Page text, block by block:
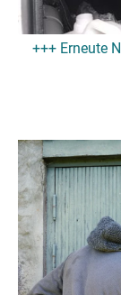
+++ Erneute